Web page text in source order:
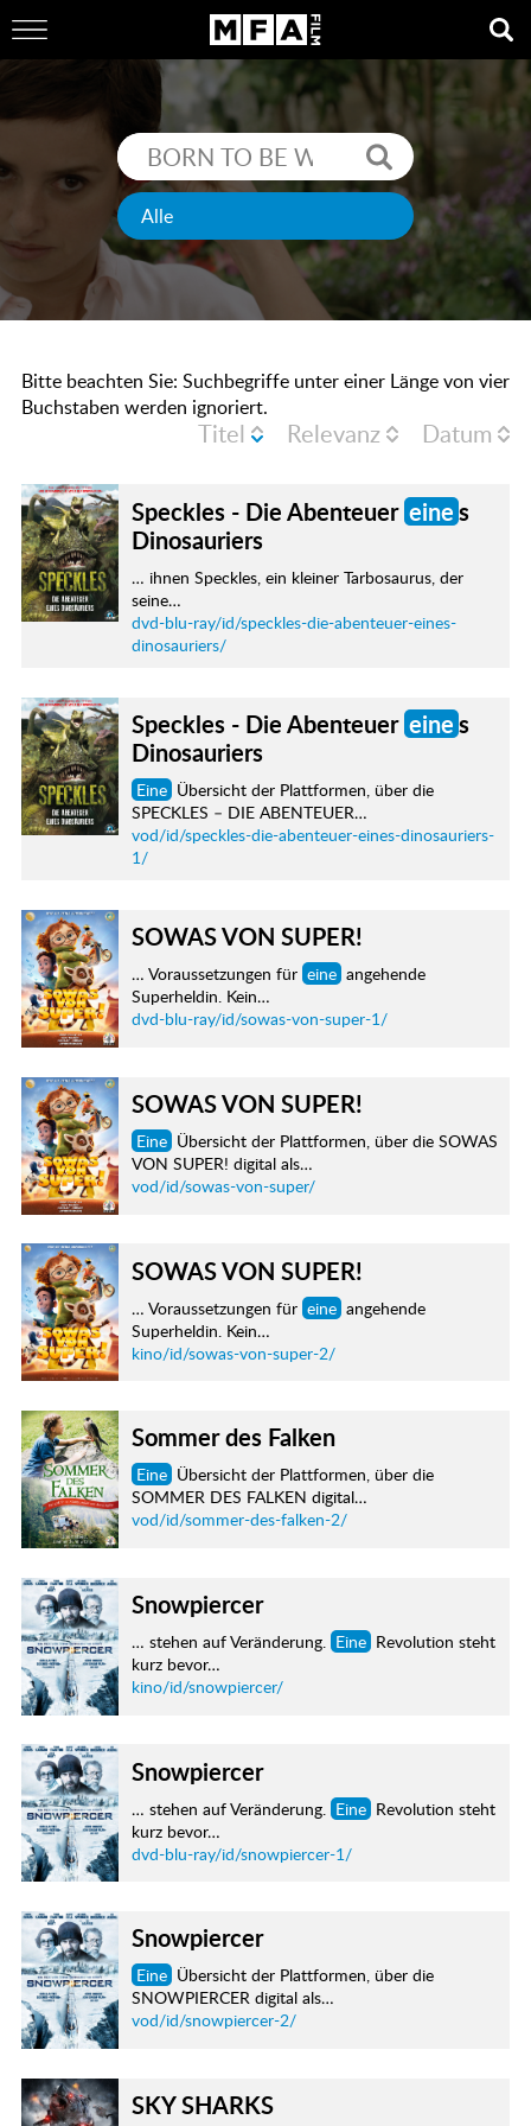
Bitte beachten Sie: Suchbegriffe unter einer Länge von vier
Buchstaben werden ignoriert.
Titel Relevanz Datum
Speckles - Die Abenteuer eines
Dinosauriers
… ihnen Speckles, ein kleiner Tarbosaurus, der
seine…
dvd-blu-ray/id/speckles-die-abenteuer-eines-
dinosauriers/
Speckles - Die Abenteuer eines
Dinosauriers
Eine Übersicht der Plattformen, über die
SPECKLES – DIE ABENTEUER…
vod/id/speckles-die-abenteuer-eines-dinosauriers-
1/
SOWAS VON SUPER!
… Voraussetzungen für eine angehende
Superheldin. Kein…
dvd-blu-ray/id/sowas-von-super-1/
SOWAS VON SUPER!
Eine Übersicht der Plattformen, über die SOWAS
VON SUPER! digital als…
vod/id/sowas-von-super/
SOWAS VON SUPER!
… Voraussetzungen für eine angehende
Superheldin. Kein…
kino/id/sowas-von-super-2/
Sommer des Falken
Eine Übersicht der Plattformen, über die
SOMMER DES FALKEN digital…
vod/id/sommer-des-falken-2/
Snowpiercer
… stehen auf Veränderung. Eine Revolution steht
kurz bevor…
kino/id/snowpiercer/
Snowpiercer
… stehen auf Veränderung. Eine Revolution steht
kurz bevor…
dvd-blu-ray/id/snowpiercer-1/
Snowpiercer
Eine Übersicht der Plattformen, über die
SNOWPIERCER digital als…
vod/id/snowpiercer-2/
SKY SHARKS